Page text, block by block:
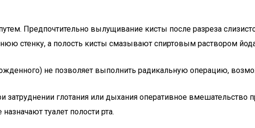
Предпочтительно вылущивание кисты после разреза
стенку, а полость кисты смазывают спиртовым раствором
не позволяет выполнить радикальную операцию,
глотания или дыхания оперативное вмешательство
туалет полости рта.